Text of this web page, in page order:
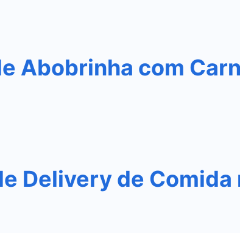
Abobrinha com
Delivery de Comida